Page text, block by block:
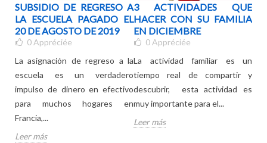
SUBSIDIO DE REGRESO A
LA ESCUELA PAGADO EL
20 DE AGOSTO DE 2019
0 Appréciée
La asignación de regreso a la
escuela es un verdadero
impulso de dinero en efectivo
para muchos hogares en
Francia,...
Leer más
3 ACTIVIDADES QUE
HACER CON SU FAMILIA
EN DICIEMBRE
0 Appréciée
La actividad familiar es un
tiempo real de compartir y
descubrir, esta actividad es
muy importante para el...
Leer más